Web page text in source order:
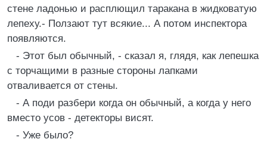
стене ладонью и расплющил таракана в жидковатую
лепеху.- Ползают тут всякие... А потом инспектора
появляются.
- Этот был обычный, - сказал я, глядя, как лепешка
с торчащими в разные стороны лапками
отваливается от стены.
- А поди разбери когда он обычный, а когда у него
вместо усов - детекторы висят.
- Уже было?